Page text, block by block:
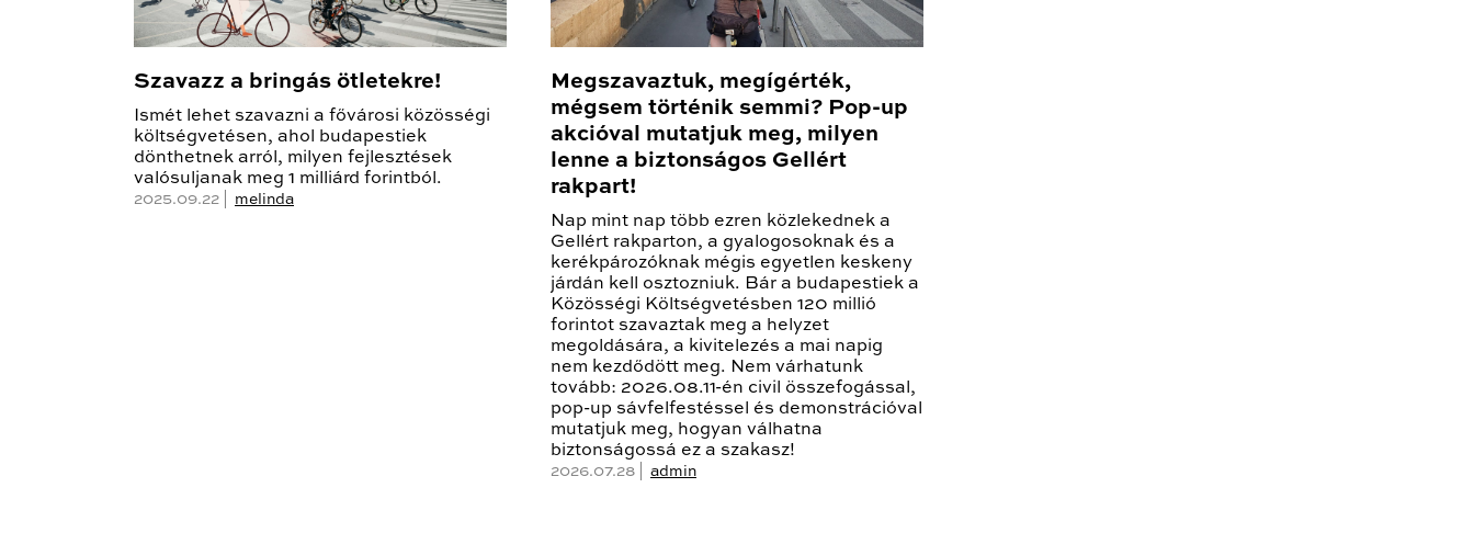
Szavazz a bringás ötletekre!
Ismét lehet szavazni a fővárosi közösségi
költségvetésen, ahol budapestiek
dönthetnek arról, milyen fejlesztések
valósuljanak meg 1 milliárd forintból.
2025.09.22 | melinda
Megszavaztuk, megígérték,
mégsem történik semmi? Pop-up
akcióval mutatjuk meg, milyen
lenne a biztonságos Gellért
rakpart!
Nap mint nap több ezren közlekednek a
Gellért rakparton, a gyalogosoknak és a
kerékpározóknak mégis egyetlen keskeny
járdán kell osztozniuk. Bár a budapestiek a
Közösségi Költségvetésben 120 millió
forintot szavaztak meg a helyzet
megoldására, a kivitelezés a mai napig
nem kezdődött meg. Nem várhatunk
tovább: 2026.08.11-én civil összefogással,
pop-up sávfelfestéssel és demonstrációval
mutatjuk meg, hogyan válhatna
biztonságossá ez a szakasz!
2026.07.28 | admin